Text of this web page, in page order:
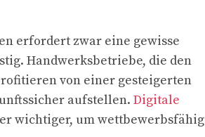
erfordert zwar eine gewisse
Handwerksbetriebe, die den
von einer gesteigerten
aufstellen. Digitale
wichtiger, um wettbewerbsfähig